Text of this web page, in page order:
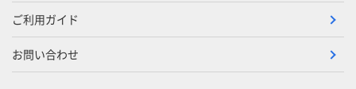
ご利用ガイド
お問い合わせ